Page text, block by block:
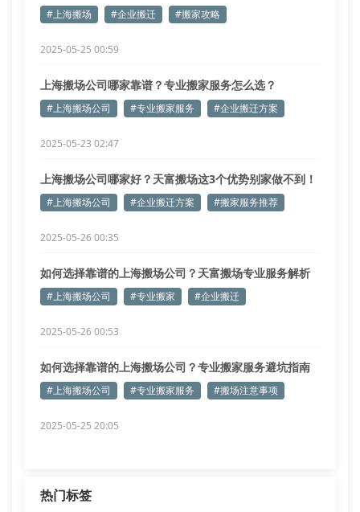
#上海搬场 #企业搬迁 #搬家攻略
2025-05-25 00:59
上海搬场公司哪家靠谱？专业搬家服务怎么选？
#上海搬场公司 #专业搬家服务 #企业搬迁方案
2025-05-23 02:47
上海搬场公司哪家好？天富搬场这3个优势别家做不到！
#上海搬场公司 #企业搬迁方案 #搬家服务推荐
2025-05-26 00:35
如何选择靠谱的上海搬场公司？天富搬场专业服务解析
#上海搬场公司 #专业搬家 #企业搬迁
2025-05-26 00:53
如何选择靠谱的上海搬场公司？专业搬家服务避坑指南
#上海搬场公司 #专业搬家服务 #搬场注意事项
2025-05-25 20:05
热门标签